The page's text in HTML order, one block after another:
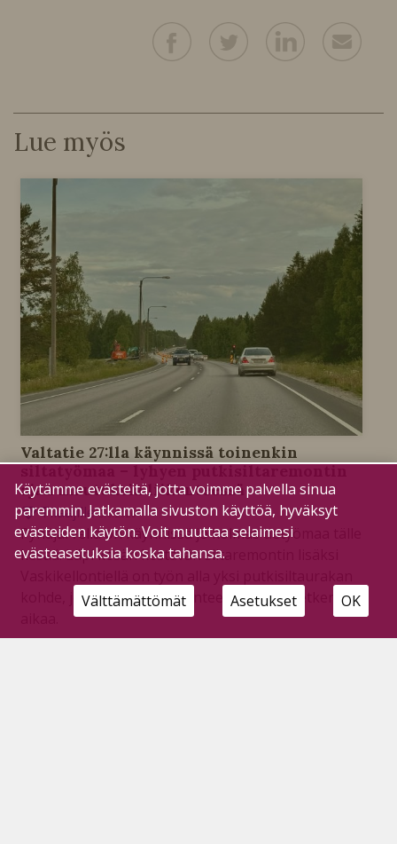
Lue myös
Valtatie 27:lla käynnissä toinenkin
siltatyömaa – lyhyen putkisiltaremontin
ajan muutoksia liikenteessä
Tilaajille 5.6.2026
Pyhäjärvellä on käynnissä jo kolmas tietyömaa tälle
kesää. Läpi kesän kestävän siltaremontin lisäksi
kohde, joka vaikuttaa liikenteeseen vain hetken
Käytämme evästeitä, jotta voimme palvella sinua
paremmin. Jatkamalla sivuston käyttöä, hyväksyt
evästeiden käytön. Voit muuttaa selaimesi
evästeasetuksia koska tahansa.
Välttämättömät Asetukset OK